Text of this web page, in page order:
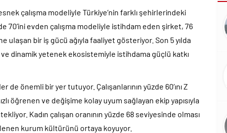
çalışma modeliyle Türkiye’nin farklı şehirlerindeki
70’ini evden çalışma modeliyle istihdam eden şirket, 76
ulaşan bir iş gücü ağıyla faaliyet gösteriyor. Son 5 yılda
ve dinamik yetenek ekosistemiyle istihdama güçlü katkı
önemli bir yer tutuyor. Çalışanlarının yüzde 60’ını Z
öğrenen ve değişime kolay uyum sağlayan ekip yapısıyla
Kadın çalışan oranının yüzde 68 seviyesinde olması
kurum kültürünü ortaya koyuyor.